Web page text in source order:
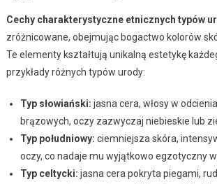
Cechy charakterystyczne etnicznych typów
zróżnicowane, obejmując bogactwo kolorów
Te elementy kształtują unikalną estetykę
przykłady różnych typów urody:
Typ słowiański: jasna cera, włosy w
brązowych, oczy zazwyczaj niebieskie lub
Typ południowy: ciemniejsza skóra,
oczy, co nadaje mu wyjątkowo egzotyczny
Typ celtycki: jasna cera pokryta piegami,